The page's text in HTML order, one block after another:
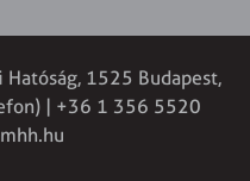
1525 Budapest,
| +36 1 356 5520